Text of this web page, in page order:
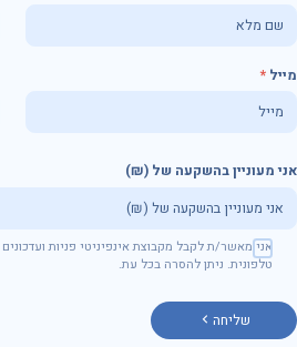
מייל
אני מעוניין בהשקעה של (₪)
שם מלא
מספר ת״ז
טלפונית. ניתן להסרה בכל עת.
שליחה